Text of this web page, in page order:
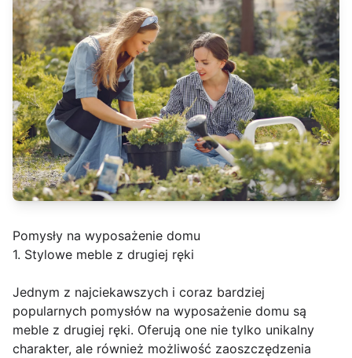
Pomysły na wyposażenie domu
1. Stylowe meble z drugiej ręki
Jednym z najciekawszych i coraz bardziej
popularnych pomysłów na wyposażenie domu są
meble z drugiej ręki. Oferują one nie tylko unikalny
charakter, ale również możliwość zaoszczędzenia